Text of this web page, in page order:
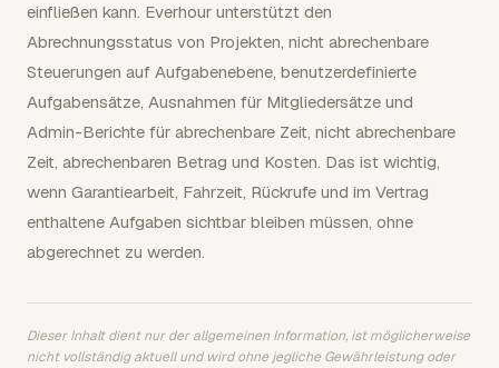
einfließen kann. Everhour unterstützt den
Abrechnungsstatus von Projekten, nicht abrechenbare
Steuerungen auf Aufgabenebene, benutzerdefinierte
Aufgabensätze, Ausnahmen für Mitgliedersätze und
Admin-Berichte für abrechenbare Zeit, nicht abrechenbare
Zeit, abrechenbaren Betrag und Kosten. Das ist wichtig,
wenn Garantiearbeit, Fahrzeit, Rückrufe und im Vertrag
enthaltene Aufgaben sichtbar bleiben müssen, ohne
abgerechnet zu werden.
Dieser Inhalt dient nur der allgemeinen Information, ist möglicherweise
nicht vollständig aktuell und wird ohne jegliche Gewährleistung oder